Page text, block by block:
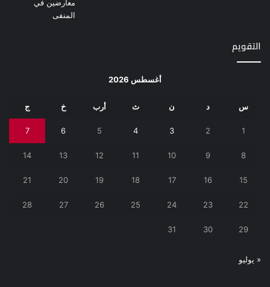
التقويم
أغسطس 2026
س د ن ث أرب خ ج
1
2
3
4
5
6
7
8
9
10
11
12
13
14
15
16
17
18
19
20
21
22
23
24
25
26
27
28
29
30
31
« يوليو